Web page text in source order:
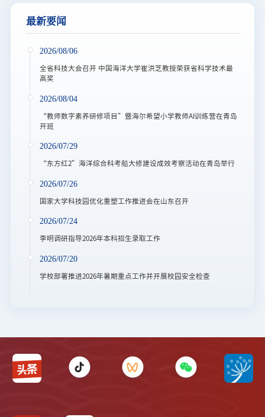
最新要闻
2026/08/06
全省科技大会召开 中国海洋大学崔洪芝教授荣获省科学技术最
高奖
2026/08/04
“教师数字素养研修项目”暨海尔希望小学教师AI训练营在青岛
开班
2026/07/29
“东方红2”海洋综合科考船大修建设成效考察活动在青岛举行
2026/07/26
国家大学科技园优化重塑工作推进会在山东召开
2026/07/24
李明调研指导2026年本科招生录取工作
2026/07/20
学校部署推进2026年暑期重点工作并开展校园安全检查